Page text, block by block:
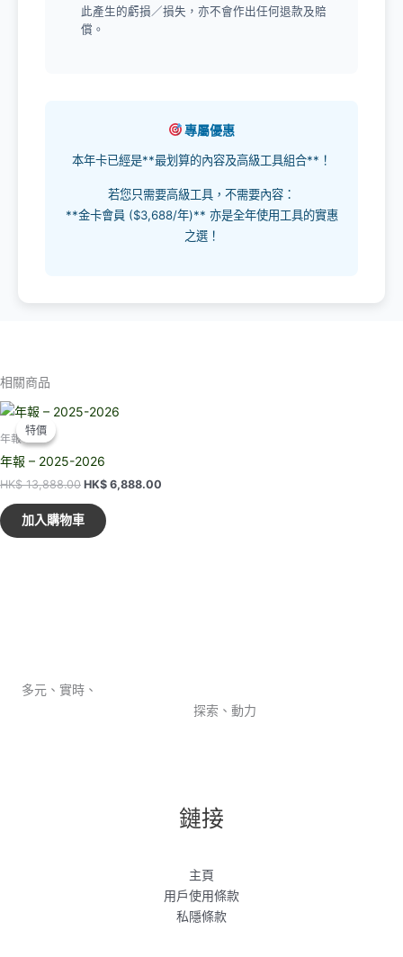
此產生的虧損／損失，亦不會作出任何退款及賠
償。
專屬優惠
本年卡已經是**最划算的內容及高級工具組合**！
若您只需要高級工具，不需要內容：
**金卡會員 ($3,688/年)** 亦是全年使用工具的實惠
之選！
相關商品
特價
特價
年報
年報 – 2025-2026
HK$13,888.00 原
價
格：
HK$ 13,888.00。
HK$ 6,888.00
加入購物車
多元、實時、
探索、動力
鏈接
主頁
用戶使用條款
私隱條款